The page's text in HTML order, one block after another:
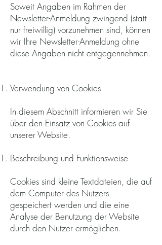
Soweit Angaben im Rahmen der
Newsletter-Anmeldung zwingend (statt
nur freiwillig) vorzunehmen sind, können
wir Ihre Newsletter-Anmeldung ohne
diese Angaben nicht entgegennehmen.
Verwendung von Cookies
In diesem Abschnitt informieren wir Sie
über den Einsatz von Cookies auf
unserer Website.
Beschreibung und Funktionsweise
Cookies sind kleine Textdateien, die auf
dem Computer des Nutzers
gespeichert werden und die eine
Analyse der Benutzung der Website
durch den Nutzer ermöglichen.